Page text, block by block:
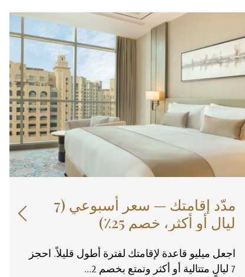
مدّد إقامتك — سعر أسبوعي (7
ليالٍ أو أكثر، خصم 25٪)
اجعل ميليو قاعدة لإقامتك لفترة أطول قليلاً. احجز
7 ليالٍ متتالية أو أكثر وتمتع بخصم 2...
